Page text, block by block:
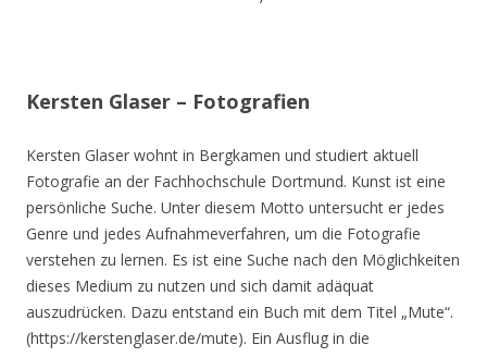
Kersten Glaser – Fotografien
Kersten Glaser wohnt in Bergkamen und studiert aktuell
Fotografie an der Fachhochschule Dortmund. Kunst ist eine
persönliche Suche. Unter diesem Motto untersucht er jedes
Genre und jedes Aufnahmeverfahren, um die Fotografie
verstehen zu lernen. Es ist eine Suche nach den Möglichkeiten
dieses Medium zu nutzen und sich damit adäquat
auszudrücken. Dazu entstand ein Buch mit dem Titel „Mute“.
(https://kerstenglaser.de/mute). Ein Ausflug in die